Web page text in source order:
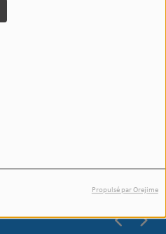
Propulsé par Orejime